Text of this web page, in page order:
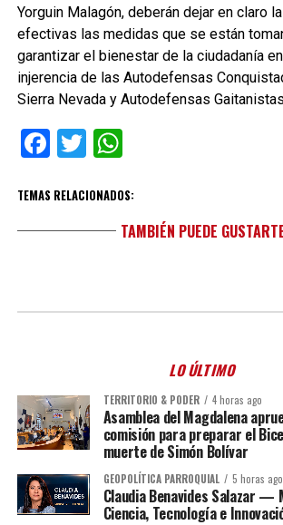
Yorguin Malagón, deberán dejar en claro
efectivas las medidas que se están
garantizar el bienestar de la ciudadanía
injerencia de las Autodefensas
Sierra Nevada y Autodefensas
Facebook
TwitterWhatsApp
TEMAS RELACIONADOS:
TAMBIÉN PUEDE
LO ÚLTIMO
TERRITORIO & PODER 4 horas ago
Asamblea del Magdalena
comisión para preparar el
muerte de Simón Bolívar
GEOPOLÍTICA PARROQUIAL 5 horas ago
Claudia Benavides Salazar —
Ciencia, Tecnología e